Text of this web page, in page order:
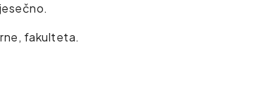
fakulteta.